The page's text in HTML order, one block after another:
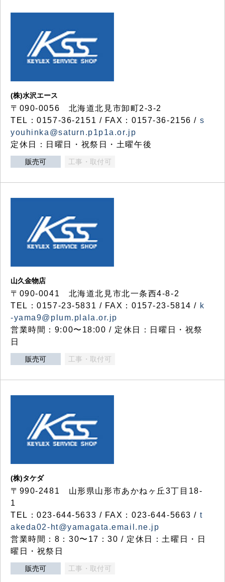
(株)水沢エース
〒090-0056 北海道北見市卸町2-3-2
TEL：0157-36-2151 / FAX：0157-36-2156 / s
youhinka@saturn.p1p1a.or.jp
定休日：日曜日・祝祭日・土曜午後
販売可 工事・取付可
山久金物店
〒090-0041 北海道北見市北一条西4-8-2
TEL：0157-23-5831 / FAX：0157-23-5814 / k
-yama9@plum.plala.or.jp
営業時間：9:00〜18:00 / 定休日：日曜日・祝祭
日
販売可 工事・取付可
(株)タケダ
〒990-2481 山形県山形市あかねヶ丘3丁目18-
1
TEL：023-644-5633 / FAX：023-644-5663 / t
akeda02-ht@yamagata.email.ne.jp
営業時間：8：30〜17：30 / 定休日：土曜日・日
曜日・祝祭日
販売可 工事・取付可